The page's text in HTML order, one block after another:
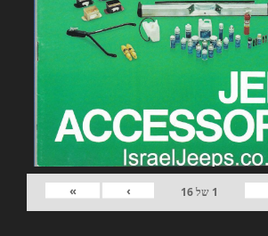
1 של16
›
»